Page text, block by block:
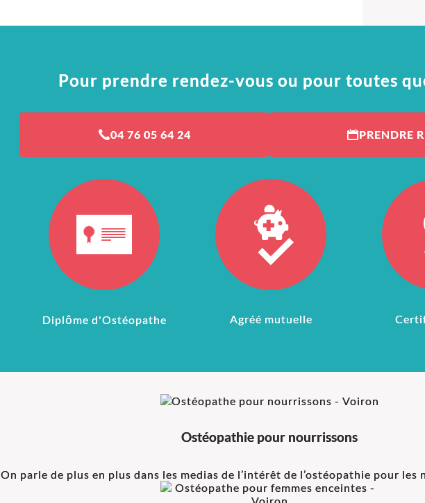
Pour prendre rendez-vous ou pour toutes
04 76 05 64 24 PRENDRE
Diplôme d'Ostéopathe Agréé mutuelle
Ostéopathie pour nourrissons
On parle de plus en plus dans les medias de l’intérêt de l’ostéopathie pour les